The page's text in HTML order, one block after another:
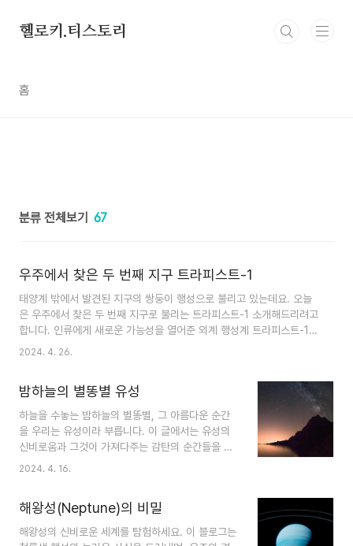
헬로키.티스토리
홈
분류 전체보기 67
우주에서 찾은 두 번째 지구 트라피스트-1
태양계 밖에서 발견된 지구의 쌍둥이 행성으로 불리고 있는데요. 오늘
은 우주에서 찾은 두 번째 지구로 불리는 트라피스트-1 소개해드리려고
합니다. 인류에게 새로운 가능성을 열어준 외계 행성계 트라피스트-1의
신비한 탐험을 시작하겠습니다. 목차1. 인류에게 새로운 가능성을 열
열어준 트라피스트-1 우주는 언제나 인류의 상상력을 자극하는 무한한
공간입니다. 그중에서도 트라피스트-1은 우리에게 새로운 꿈과 가능성
을 제시하는 외계 행성계로, 최근 몇 년 사이 가장 흥미롭게 다뤄진 천
체 중 하나입니다. 이 글에서는 트라피스트-1이 왜 중요한지, 그리고 우
2024. 4. 26.
밤하늘의 별똥별 유성
하늘을 수놓는 밤하늘의 별똥별, 그 아름다운 순간
을 우리는 유성이라 부릅니다. 이 글에서는 유성의
신비로움과 그것이 가져다주는 감탄의 순간들을 탐
구해보려 합니다. 별똥별의 비밀스러운 세계로 여러
Star)을 보고 소원을 빌거나 특별한 순간을 기억합
니다. 그러나 이 아름다운 현상에 대해 얼마나 많은
것을 알고 있을까요? 별똥별은 우주에서 발생하는
2024. 4. 16.
해왕성(Neptune)의 비밀
해왕성의 신비로운 세계를 탐험하세요. 이 블로그는